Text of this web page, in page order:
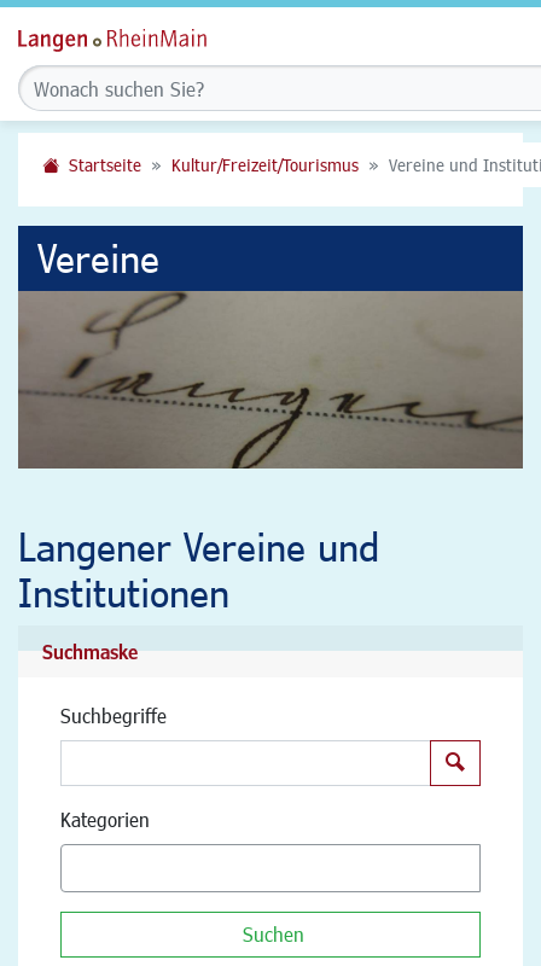
Startseite Kultur/Freizeit/Tourismus Vereine und
Vereine
Langener Vereine und
Institutionen
Suchmaske
Suchbegriffe
Kategorien
Suchen